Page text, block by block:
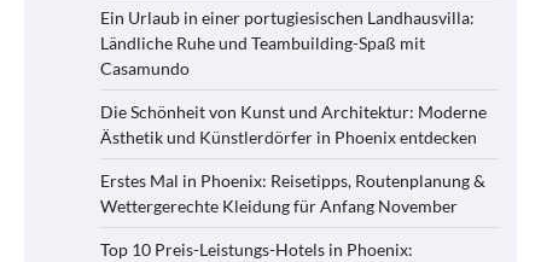
Ein Urlaub in einer portugiesischen Landhausvilla:
Ländliche Ruhe und Teambuilding-Spaß mit
Casamundo
Die Schönheit von Kunst und Architektur: Moderne
Ästhetik und Künstlerdörfer in Phoenix entdecken
Erstes Mal in Phoenix: Reisetipps, Routenplanung &
Wettergerechte Kleidung für Anfang November
Top 10 Preis-Leistungs-Hotels in Phoenix: